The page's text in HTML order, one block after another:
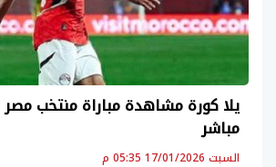
يلا كورة مشاهدة مباراة منتخب مصر
مباشر
السبت 17/01/2026 05:35 م